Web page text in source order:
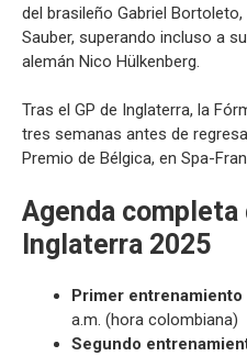
del brasileño Gabriel
Sauber, superando incluso a
alemán Nico Hülkenberg.
Tras el GP de Inglaterra, la
tres semanas antes de
Premio de Bélgica, en Spa-
Agenda completa
Inglaterra 2025
Primer entrenamiento
a.m. (hora colombiana)
Segundo